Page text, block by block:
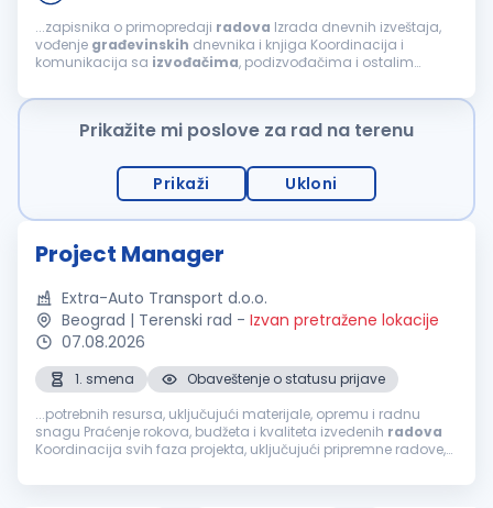
...zapisnika o primopredaji radova Izrada dnevnih izveštaja,
vođenje građevinskih dnevnika i knjiga Koordinacija i
komunikacija sa izvođačima, podizvođačima i ostalim
bezbednosti i zaštite na radu na gradilištu...
Prikažite mi poslove za rad na terenu
Prikaži Ukloni
Project Manager
Extra-Auto Transport d.o.o.
Beograd | Terenski rad - Izvan pretražene lokacije
07.08.2026
1. smena
Obaveštenje o statusu prijave
...potrebnih resursa, uključujući materijale, opremu i radnu
snagu Praćenje rokova, budžeta i kvaliteta izvedenih radova
Koordinacija svih faza projekta, uključujući pripremne radove,
podizvođača...